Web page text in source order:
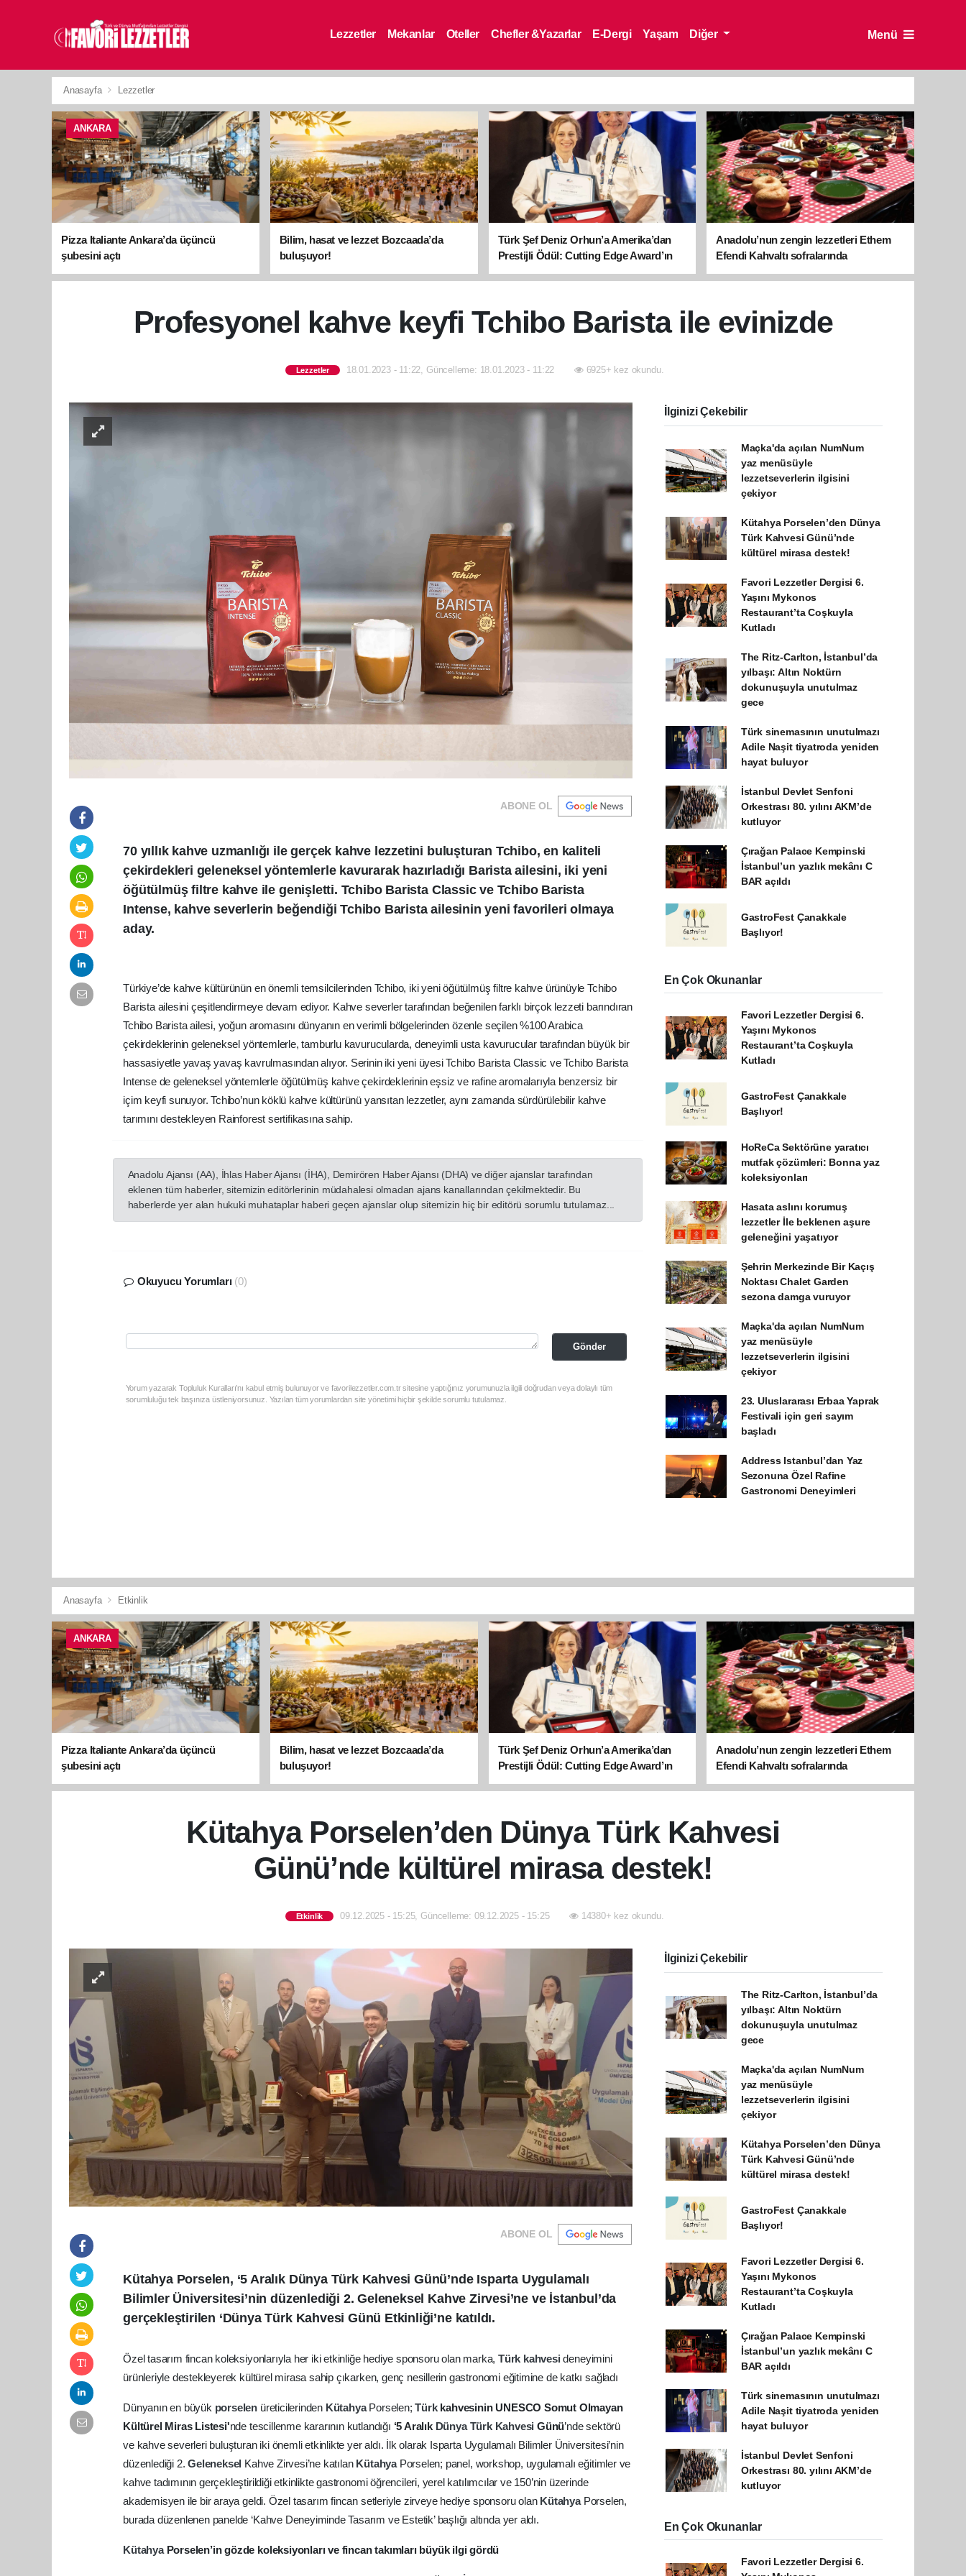
Lezzetler Mekanlar Oteller Chefler &Yazarlar E-Dergi Yaşam Diğer Menü
Anasayfa Lezzetler
ANKARA
Pizza Italiante Ankara’da üçüncü
şubesini açtı
Bilim, hasat ve lezzet Bozcaada’da
buluşuyor!
Türk Şef Deniz Orhun’a Amerika’dan
Prestijli Ödül: Cutting Edge Award’ın
sahibi oldu
Anadolu’nun zengin lezzetleri Ethem
Efendi Kahvaltı sofralarında
Profesyonel kahve keyfi Tchibo Barista ile evinizde
Lezzetler 18.01.2023 - 11:22, Güncelleme: 18.01.2023 - 11:22 6925+ kez okundu.
ABONE OL
70 yıllık kahve uzmanlığı ile gerçek kahve lezzetini buluşturan Tchibo, en kaliteli
çekirdekleri geleneksel yöntemlerle kavurarak hazırladığı Barista ailesini, iki yeni
öğütülmüş filtre kahve ile genişletti. Tchibo Barista Classic ve Tchibo Barista
Intense, kahve severlerin beğendiği Tchibo Barista ailesinin yeni favorileri olmaya
aday.
Türkiye’de kahve kültürünün en önemli temsilcilerinden Tchibo, iki yeni öğütülmüş filtre kahve ürünüyle Tchibo
Barista ailesini çeşitlendirmeye devam ediyor. Kahve severler tarafından beğenilen farklı birçok lezzeti barındıran
Tchibo Barista ailesi, yoğun aromasını dünyanın en verimli bölgelerinden özenle seçilen %100 Arabica
çekirdeklerinin geleneksel yöntemlerle, tamburlu kavurucularda, deneyimli usta kavurucular tarafından büyük bir
hassasiyetle yavaş yavaş kavrulmasından alıyor. Serinin iki yeni üyesi Tchibo Barista Classic ve Tchibo Barista
Intense de geleneksel yöntemlerle öğütülmüş kahve çekirdeklerinin eşsiz ve rafine aromalarıyla benzersiz bir
içim keyfi sunuyor. Tchibo’nun köklü kahve kültürünü yansıtan lezzetler, aynı zamanda sürdürülebilir kahve
tarımını destekleyen Rainforest sertifikasına sahip.
Anadolu Ajansı (AA), İhlas Haber Ajansı (İHA), Demirören Haber Ajansı (DHA) ve diğer ajanslar tarafından
eklenen tüm haberler, sitemizin editörlerinin müdahalesi olmadan ajans kanallarından çekilmektedir. Bu
haberlerde yer alan hukuki muhataplar haberi geçen ajanslar olup sitemizin hiç bir editörü sorumlu tutulamaz...
Okuyucu Yorumları (0)
Gönder
Yorum yazarak Topluluk Kuralları’nı kabul etmiş bulunuyor ve favorilezzetler.com.tr sitesine yaptığınız yorumunuzla ilgili doğrudan veya dolaylı tüm
sorumluluğu tek başınıza üstleniyorsunuz. Yazılan tüm yorumlardan site yönetimi hiçbir şekilde sorumlu tutulamaz.
İlginizi Çekebilir
Maçka'da açılan NumNum
yaz menüsüyle
lezzetseverlerin ilgisini
çekiyor
Kütahya Porselen’den Dünya
Türk Kahvesi Günü’nde
kültürel mirasa destek!
Favori Lezzetler Dergisi 6.
Yaşını Mykonos
Restaurant’ta Coşkuyla
Kutladı
The Ritz-Carlton, İstanbul’da
yılbaşı: Altın Noktürn
dokunuşuyla unutulmaz
gece
Türk sinemasının unutulmazı
Adile Naşit tiyatroda yeniden
hayat buluyor
İstanbul Devlet Senfoni
Orkestrası 80. yılını AKM’de
kutluyor
Çırağan Palace Kempinski
İstanbul’un yazlık mekânı C
BAR açıldı
GastroFest Çanakkale
Başlıyor!
En Çok Okunanlar
Favori Lezzetler Dergisi 6.
Yaşını Mykonos
Restaurant’ta Coşkuyla
Kutladı
GastroFest Çanakkale
Başlıyor!
HoReCa Sektörüne yaratıcı
mutfak çözümleri: Bonna yaz
koleksiyonları
Hasata aslını korumuş
lezzetler İle beklenen aşure
geleneğini yaşatıyor
Şehrin Merkezinde Bir Kaçış
Noktası Chalet Garden
sezona damga vuruyor
Maçka'da açılan NumNum
yaz menüsüyle
lezzetseverlerin ilgisini
çekiyor
23. Uluslararası Erbaa Yaprak
Festivali için geri sayım
başladı
Address Istanbul’dan Yaz
Sezonuna Özel Rafine
Gastronomi Deneyimleri
Anasayfa Etkinlik
ANKARA
Pizza Italiante Ankara’da üçüncü
şubesini açtı
Bilim, hasat ve lezzet Bozcaada’da
buluşuyor!
Türk Şef Deniz Orhun’a Amerika’dan
Prestijli Ödül: Cutting Edge Award’ın
sahibi oldu
Anadolu’nun zengin lezzetleri Ethem
Efendi Kahvaltı sofralarında
Kütahya Porselen’den Dünya Türk Kahvesi
Günü’nde kültürel mirasa destek!
Etkinlik 09.12.2025 - 15:25, Güncelleme: 09.12.2025 - 15:25 14380+ kez okundu.
ABONE OL
Kütahya Porselen, ‘5 Aralık Dünya Türk Kahvesi Günü’nde Isparta Uygulamalı
Bilimler Üniversitesi’nin düzenlediği 2. Geleneksel Kahve Zirvesi’ne ve İstanbul’da
gerçekleştirilen ‘Dünya Türk Kahvesi Günü Etkinliği’ne katıldı.
Özel tasarım fincan koleksiyonlarıyla her iki etkinliğe hediye sponsoru olan marka, Türk kahvesideneyimini
ürünleriyle destekleyerek kültürel mirasa sahip çıkarken, genç nesillerin gastronomi eğitimine de katkı sağladı
Dünyanın en büyük porselen üreticilerinden KütahyaPorselen;Türk kahvesinin UNESCO Somut Olmayan
Kültürel Miras Listesi'nde tescillenme kararının kutlandığı ‘5 Aralık DünyaTürk KahvesiGünü’nde sektörü
ve kahve severleri buluşturan iki önemli etkinlikte yer aldı. İlk olarak Isparta Uygulamalı Bilimler Üniversitesi’nin
düzenlediği 2.Geleneksel Kahve Zirvesi’ne katılan Kütahya Porselen; panel, workshop, uygulamalı eğitimler ve
kahve tadımının gerçekleştirildiği etkinlikte gastronomi öğrencileri, yerel katılımcılar ve 150’nin üzerinde
akademisyen ile bir araya geldi. Özel tasarım fincan setleriyle zirveye hediye sponsoru olan Kütahya Porselen,
burada düzenlenen panelde ‘Kahve Deneyiminde Tasarım ve Estetik’ başlığı altında yer aldı.
Kütahya Porselen’in gözde koleksiyonları ve fincan takımları büyük ilgi gördü
İlginizi Çekebilir
The Ritz-Carlton, İstanbul’da
yılbaşı: Altın Noktürn
dokunuşuyla unutulmaz
gece
Maçka'da açılan NumNum
yaz menüsüyle
lezzetseverlerin ilgisini
çekiyor
Kütahya Porselen’den Dünya
Türk Kahvesi Günü’nde
kültürel mirasa destek!
GastroFest Çanakkale
Başlıyor!
Favori Lezzetler Dergisi 6.
Yaşını Mykonos
Restaurant’ta Coşkuyla
Kutladı
Çırağan Palace Kempinski
İstanbul’un yazlık mekânı C
BAR açıldı
Türk sinemasının unutulmazı
Adile Naşit tiyatroda yeniden
hayat buluyor
İstanbul Devlet Senfoni
Orkestrası 80. yılını AKM’de
kutluyor
En Çok Okunanlar
Favori Lezzetler Dergisi 6.